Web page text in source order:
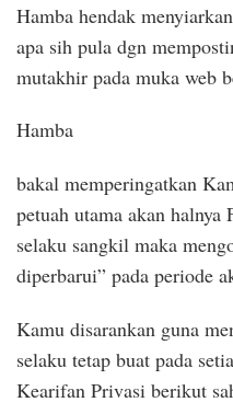
Hamba hendak
apa sih pula dgn
mutakhir pada muka web
Hamba
bakal memperingatkan
petuah utama akan halnya
selaku sangkil maka
diperbarui” pada periode
Kamu disarankan guna
selaku tetap buat pada
Kearifan Privasi berikut